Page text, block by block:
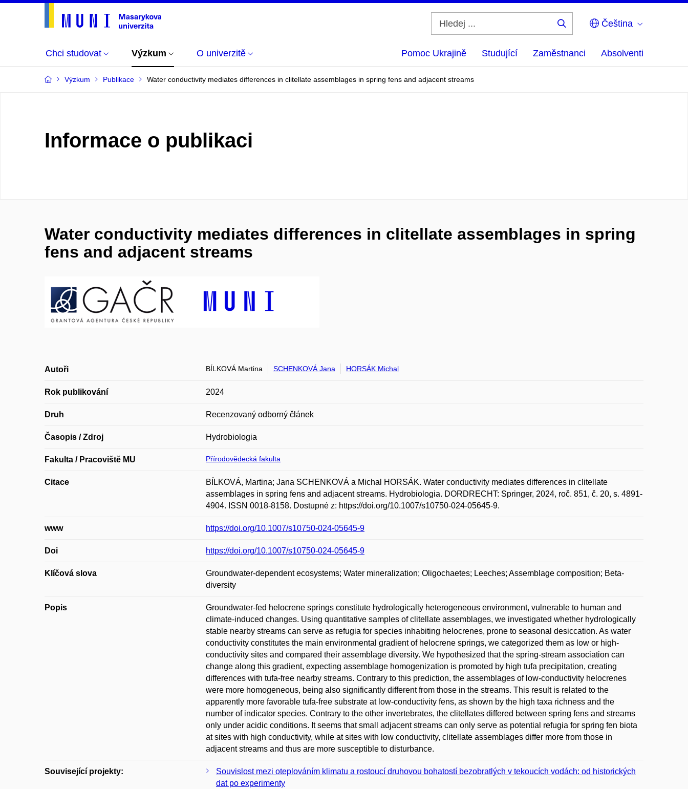
Čeština
Chci studovat Výzkum O univerzitě Pomoc Ukrajině Studující Zaměstnanci Absolventi
Výzkum Publikace Water conductivity mediates differences in clitellate assemblages in spring fens and adjacent streams
Informace o publikaci
Water conductivity mediates differences in clitellate assemblages in spring
fens and adjacent streams
Autoři BÍLKOVÁ Martina SCHENKOVÁ Jana HORSÁK Michal
Rok publikování 2024
Druh Recenzovaný odborný článek
Časopis / Zdroj Hydrobiologia
Fakulta / Pracoviště MU Přírodovědecká fakulta
Citace
BÍLKOVÁ, Martina; Jana SCHENKOVÁ a Michal HORSÁK. Water conductivity mediates differences in clitellate
assemblages in spring fens and adjacent streams. Hydrobiologia. DORDRECHT: Springer, 2024, roč. 851, č. 20, s. 4891-
4904. ISSN 0018-8158. Dostupné z: https://doi.org/10.1007/s10750-024-05645-9.
www https://doi.org/10.1007/s10750-024-05645-9
Doi https://doi.org/10.1007/s10750-024-05645-9
Klíčová slova
Groundwater-dependent ecosystems; Water mineralization; Oligochaetes; Leeches; Assemblage composition; Beta-
diversity
Popis
Groundwater-fed helocrene springs constitute hydrologically heterogeneous environment, vulnerable to human and
climate-induced changes. Using quantitative samples of clitellate assemblages, we investigated whether hydrologically
stable nearby streams can serve as refugia for species inhabiting helocrenes, prone to seasonal desiccation. As water
conductivity constitutes the main environmental gradient of helocrene springs, we categorized them as low or high-
conductivity sites and compared their assemblage diversity. We hypothesized that the spring-stream association can
change along this gradient, expecting assemblage homogenization is promoted by high tufa precipitation, creating
differences with tufa-free nearby streams. Contrary to this prediction, the assemblages of low-conductivity helocrenes
were more homogeneous, being also significantly different from those in the streams. This result is related to the
apparently more favorable tufa-free substrate at low-conductivity fens, as shown by the high taxa richness and the
number of indicator species. Contrary to the other invertebrates, the clitellates differed between spring fens and streams
only under acidic conditions. It seems that small adjacent streams can only serve as potential refugia for spring fen biota
at sites with high conductivity, while at sites with low conductivity, clitellate assemblages differ more from those in
adjacent streams and thus are more susceptible to disturbance.
Související projekty:
Souvislost mezi oteplováním klimatu a rostoucí druhovou bohatostí bezobratlých v tekoucích vodách: od historických
dat po experimenty